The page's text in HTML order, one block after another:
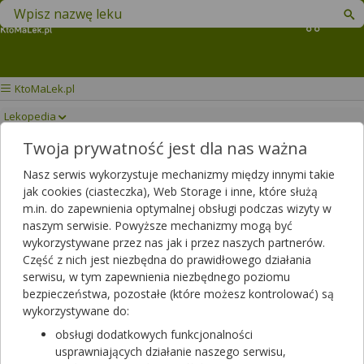
Koszyk
Znajdź lek w swojej okolicy
KtoMaLek.pl
Lekopedia
BILOMAG PAMIĘĆ I
WZMOCNIENIE
Drukuj/Zapisz
Twoja prywatność jest dla nas ważna
Nasz serwis wykorzystuje mechanizmy między innymi takie
jak cookies (ciasteczka), Web Storage i inne, które służą
m.in. do zapewnienia optymalnej obsługi podczas wizyty w
naszym serwisie. Powyższe mechanizmy mogą być
wykorzystywane przez nas jak i przez naszych partnerów.
Część z nich jest niezbędna do prawidłowego działania
serwisu, w tym zapewnienia niezbędnego poziomu
bezpieczeństwa, pozostałe (które możesz kontrolować) są
wykorzystywane do:
obsługi dodatkowych funkcjonalności
usprawniających działanie naszego serwisu,